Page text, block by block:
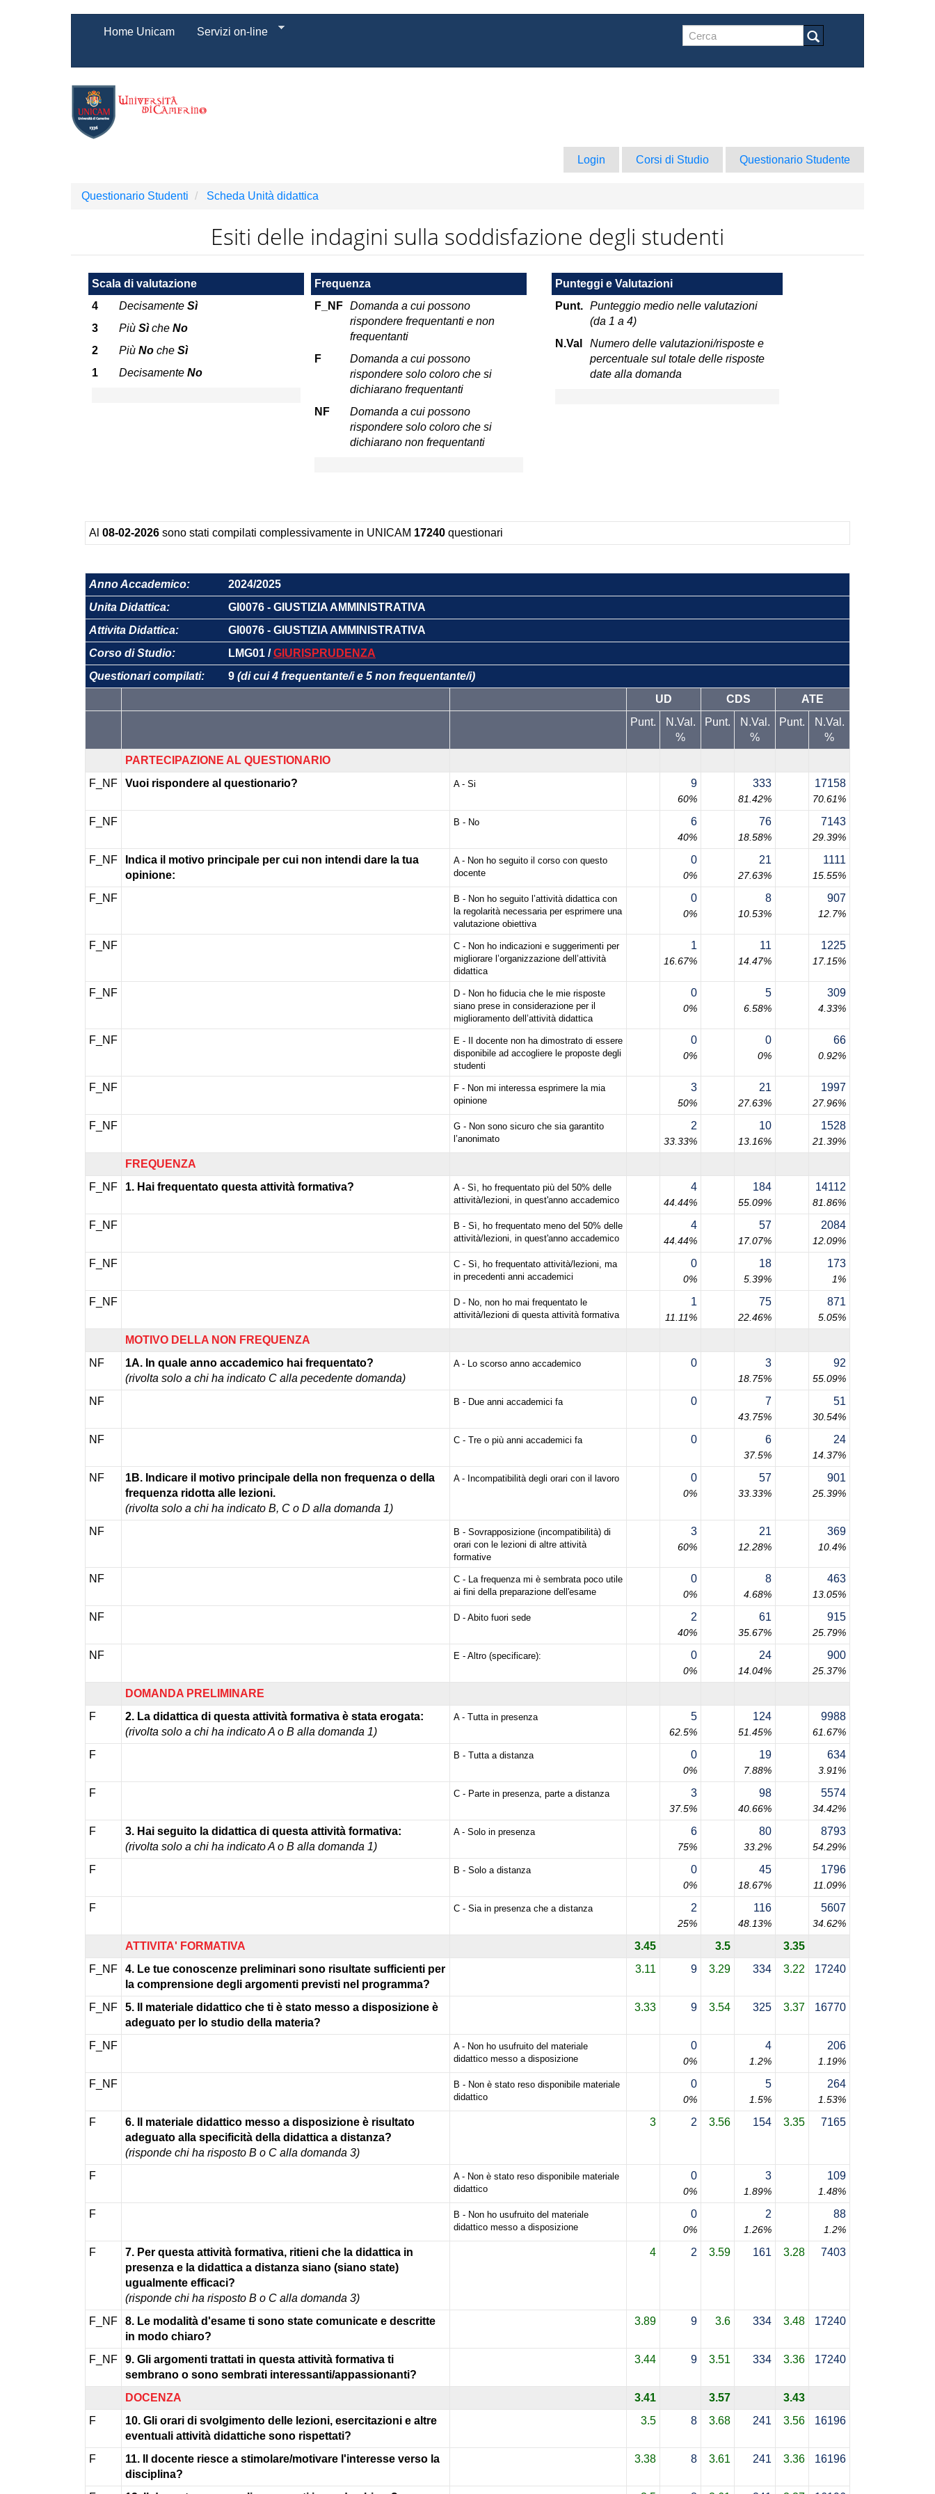
Form
Home Unicam Servizi on-line
Login Corsi di Studio Questionario Studente
Questionario Studenti Scheda Unità didattica
Esiti delle indagini sulla soddisfazione degli studenti
Scala di valutazione
4
Decisamente Sì
3
Più Sìche No
2
Più No che Sì
1
Decisamente No
Frequenza
F_NF Domanda a cui possono
rispondere frequentanti e non
frequentanti
F
Domanda a cui possono
rispondere solo coloro che si
dichiarano frequentanti
NF
Domanda a cui possono
rispondere solo coloro che si
dichiarano non frequentanti
Punteggi e Valutazioni
Punt. Punteggio medio nelle valutazioni
(da 1 a 4)
N.Val
Numero delle valutazioni/risposte e
percentuale sul totale delle risposte
date alla domanda
Al 08-02-2026 sono stati compilati complessivamente in UNICAM 17240 questionari
Anno Accademico:
2024/2025
Unita Didattica:
GI0076 - GIUSTIZIA AMMINISTRATIVA
Attivita Didattica:
GI0076 - GIUSTIZIA AMMINISTRATIVA
Corso di Studio:
LMG01 /GIURISPRUDENZA
Questionari compilati:
9 (di cui 4 frequentante/i e 5 non frequentante/i)
UD
CDS
ATE
Punt.
N.Val.
%
Punt.
N.Val.
%
Punt.
N.Val.
%
PARTECIPAZIONE AL QUESTIONARIO
F_NF
Vuoi rispondere al questionario? A - Si 9
60%
333
81.42%
17158
70.61%
F_NF B - No 6
40%
76
18.58%
7143
29.39%
F_NF
Indica il motivo principale per cui non intendi dare la tua
opinione:
A - Non ho seguito il corso con questo
docente
0
0%
21
27.63%
1111
15.55%
F_NF
B - Non ho seguito l’attività didattica con
la regolarità necessaria per esprimere una
valutazione obiettiva
0
0%
8
10.53%
907
12.7%
F_NF
C - Non ho indicazioni e suggerimenti per
migliorare l’organizzazione dell’attività
didattica
1
16.67%
11
14.47%
1225
17.15%
F_NF
D - Non ho fiducia che le mie risposte
siano prese in considerazione per il
miglioramento dell’attività didattica
0
0%
5
6.58%
309
4.33%
F_NF
E - Il docente non ha dimostrato di essere
disponibile ad accogliere le proposte degli
studenti
0
0%
0
0%
66
0.92%
F_NF
F - Non mi interessa esprimere la mia
opinione
3
50%
21
27.63%
1997
27.96%
F_NF
G - Non sono sicuro che sia garantito
l’anonimato
2
33.33%
10
13.16%
1528
21.39%
FREQUENZA
F_NF
1. Hai frequentato questa attività formativa?
A - Sì, ho frequentato più del 50% delle
attività/lezioni, in quest'anno accademico
4
44.44%
184
55.09%
14112
81.86%
F_NF
B - Sì, ho frequentato meno del 50% delle
attività/lezioni, in quest'anno accademico
4
44.44%
57
17.07%
2084
12.09%
F_NF
C - Sì, ho frequentato attività/lezioni, ma
in precedenti anni accademici
0
0%
18
5.39%
173
1%
F_NF
D - No, non ho mai frequentato le
attività/lezioni di questa attività formativa
1
11.11%
75
22.46%
871
5.05%
MOTIVO DELLA NON FREQUENZA
NF
1A. In quale anno accademico hai frequentato?
(rivolta solo a chi ha indicato C alla pecedente domanda)
A - Lo scorso anno accademico 0 3
18.75%
92
55.09%
NF B - Due anni accademici fa 0 7
43.75%
51
30.54%
NF C - Tre o più anni accademici fa 0 6
37.5%
24
14.37%
NF
1B. Indicare il motivo principale della non frequenza o della
frequenza ridotta alle lezioni.
(rivolta solo a chi ha indicato B, C o D alla domanda 1)
A - Incompatibilità degli orari con il lavoro 0
0%
57
33.33%
901
25.39%
NF
B - Sovrapposizione (incompatibilità) di
orari con le lezioni di altre attività
formative
3
60%
21
12.28%
369
10.4%
NF
C - La frequenza mi è sembrata poco utile
ai fini della preparazione dell'esame
0
0%
8
4.68%
463
13.05%
NF D - Abito fuori sede 2
40%
61
35.67%
915
25.79%
NF E - Altro (specificare): 0
0%
24
14.04%
900
25.37%
DOMANDA PRELIMINARE
F
2. La didattica di questa attività formativa è stata erogata:
(rivolta solo a chi ha indicato A o B alla domanda 1)
A - Tutta in presenza 5
62.5%
124
51.45%
9988
61.67%
F B - Tutta a distanza 0
0%
19
7.88%
634
3.91%
F C - Parte in presenza, parte a distanza 3
37.5%
98
40.66%
5574
34.42%
F
3. Hai seguito la didattica di questa attività formativa:
(rivolta solo a chi ha indicato A o B alla domanda 1)
A - Solo in presenza 6
75%
80
33.2%
8793
54.29%
F B - Solo a distanza 0
0%
45
18.67%
1796
11.09%
F C - Sia in presenza che a distanza 2
25%
116
48.13%
5607
34.62%
ATTIVITA' FORMATIVA 3.45 3.5
3.35
F_NF
4. Le tue conoscenze preliminari sono risultate sufficienti per
la comprensione degli argomenti previsti nel programma?
3.11 9 3.29 334 3.22 17240
F_NF
5. Il materiale didattico che ti è stato messo a disposizione è
adeguato per lo studio della materia?
3.33 9 3.54 325 3.37 16770
F_NF
A - Non ho usufruito del materiale
didattico messo a disposizione
0
0%
4
1.2%
206
1.19%
F_NF
B - Non è stato reso disponibile materiale
didattico
0
0%
5
1.5%
264
1.53%
F
6. Il materiale didattico messo a disposizione è risultato
adeguato alla specificità della didattica a distanza?
(risponde chi ha risposto B o C alla domanda 3)
3 2 3.56 154 3.35 7165
F
A - Non è stato reso disponibile materiale
didattico
0
0%
3
1.89%
109
1.48%
F
B - Non ho usufruito del materiale
didattico messo a disposizione
0
0%
2
1.26%
88
1.2%
F
7. Per questa attività formativa, ritieni che la didattica in
presenza e la didattica a distanza siano (siano state)
ugualmente efficaci?
(risponde chi ha risposto B o C alla domanda 3)
4 2 3.59 161 3.28 7403
F_NF
8. Le modalità d'esame ti sono state comunicate e descritte
in modo chiaro?
3.89 9 3.6 334 3.48 17240
F_NF
9. Gli argomenti trattati in questa attività formativa ti
sembrano o sono sembrati interessanti/appassionanti?
3.44 9 3.51 334 3.36 17240
DOCENZA 3.41 3.57
3.43
F
10. Gli orari di svolgimento delle lezioni, esercitazioni e altre
eventuali attività didattiche sono rispettati?
3.5 8 3.68 241 3.56 16196
F
11. Il docente riesce a stimolare/motivare l'interesse verso la
disciplina?
3.38 8 3.61 241 3.36 16196